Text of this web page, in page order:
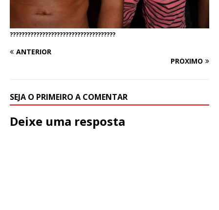
????????????????????????????????????
ANTERIOR
PRÓXIMO
SEJA O PRIMEIRO A COMENTAR
Deixe uma resposta